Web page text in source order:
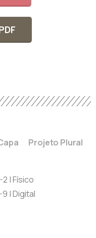
Projeto Plural
| Físico
| Digital